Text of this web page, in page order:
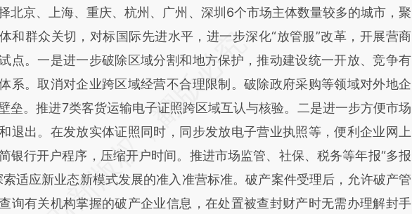
北京、上海、重庆、杭州、广州、深圳6个市场主体数量较多的城市，聚
和群众关切，对标国际先进水平，进一步深化“放管服”改革，开展营商
点。一是进一步破除区域分割和地方保护，推动建设统一开放、竞争有
系。取消对企业跨区域经营不合理限制。破除政府采购等领域对外地企
垒。推进7类客货运输电子证照跨区域互认与核验。二是进一步方便市场
退出。在发放实体证照同时，同步发放电子营业执照等，便利企业网上
银行开户程序，压缩开户时间。推进市场监管、社保、税务等年报“多报
索适应新业态新模式发展的准入准营标准。破产案件受理后，允许破产管
询有关机构掌握的破产企业信息，在处置被查封财产时无需办理解封手